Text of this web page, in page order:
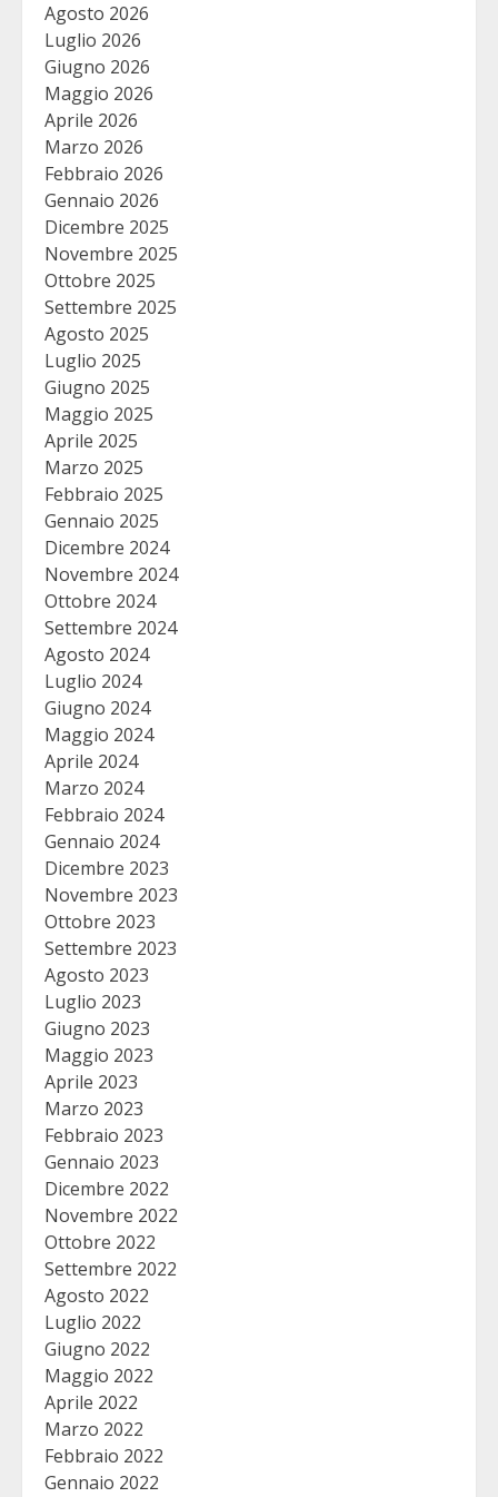
Agosto 2026
Luglio 2026
Giugno 2026
Maggio 2026
Aprile 2026
Marzo 2026
Febbraio 2026
Gennaio 2026
Dicembre 2025
Novembre 2025
Ottobre 2025
Settembre 2025
Agosto 2025
Luglio 2025
Giugno 2025
Maggio 2025
Aprile 2025
Marzo 2025
Febbraio 2025
Gennaio 2025
Dicembre 2024
Novembre 2024
Ottobre 2024
Settembre 2024
Agosto 2024
Luglio 2024
Giugno 2024
Maggio 2024
Aprile 2024
Marzo 2024
Febbraio 2024
Gennaio 2024
Dicembre 2023
Novembre 2023
Ottobre 2023
Settembre 2023
Agosto 2023
Luglio 2023
Giugno 2023
Maggio 2023
Aprile 2023
Marzo 2023
Febbraio 2023
Gennaio 2023
Dicembre 2022
Novembre 2022
Ottobre 2022
Settembre 2022
Agosto 2022
Luglio 2022
Giugno 2022
Maggio 2022
Aprile 2022
Marzo 2022
Febbraio 2022
Gennaio 2022